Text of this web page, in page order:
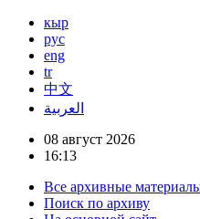
кыр
рус
eng
tr
中文
العربية
08 август 2026
16:13
Все архивные
Поиск по архиву